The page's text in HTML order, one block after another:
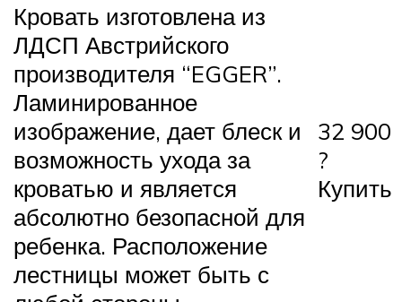
Кровать изготовлена из
ЛДСП Австрийского
производителя “EGGER”.
Ламинированное
изображение, дает блеск и
возможность ухода за
кроватью и является
абсолютно безопасной для
ребенка. Расположение
лестницы может быть с
32 900
?
Купить